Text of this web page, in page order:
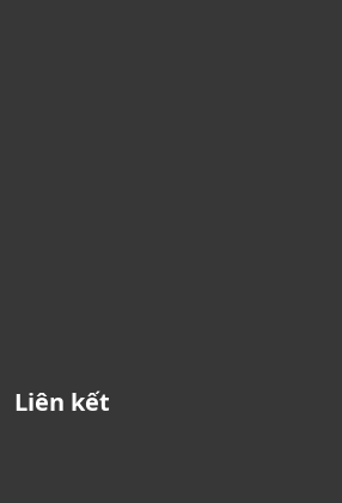
Liên kết